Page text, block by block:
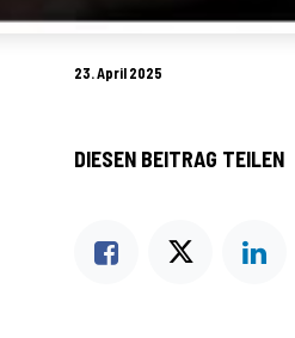
23. April 2025
DIESEN BEITRAG TEILEN